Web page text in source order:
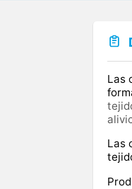
Las
Las